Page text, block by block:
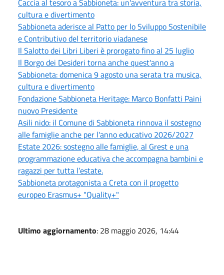
Caccia al tesoro a Sabbioneta: un'avventura tra storia,
cultura e divertimento
Sabbioneta aderisce al Patto per lo Sviluppo Sostenibile
e Contributivo del territorio viadanese
Il Salotto dei Libri Liberi è prorogato fino al 25 luglio
Il Borgo dei Desideri torna anche quest'anno a
Sabbioneta: domenica 9 agosto una serata tra musica,
cultura e divertimento
Fondazione Sabbioneta Heritage: Marco Bonfatti Paini
nuovo Presidente
Asili nido: il Comune di Sabbioneta rinnova il sostegno
alle famiglie anche per l'anno educativo 2026/2027
Estate 2026: sostegno alle famiglie, al Grest e una
programmazione educativa che accompagna bambini e
ragazzi per tutta l’estate.
Sabbioneta protagonista a Creta con il progetto
europeo Erasmus+ "Quality+"
Ultimo aggiornamento: 28 maggio 2026, 14:44